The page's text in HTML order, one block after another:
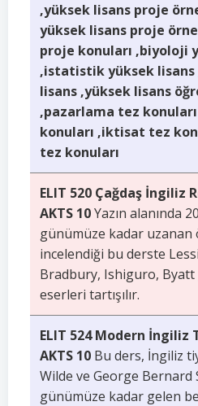
,yüksek lisans proje
yüksek lisans proje
proje konuları ,biyoloji
,istatistik yüksek
lisans ,yüksek lisans
,pazarlama tez
konuları ,iktisat tez
tez konuları
ELIT 520 Çağdaş İngiliz
AKTS 10Yazın alanında
günümüze kadar
incelendiği bu derste
Bradbury, Ishiguro, Byatt
eserleri tartışılır.
ELIT 524 Modern İngiliz
AKTS 10 Bu ders, İngiliz
Wilde ve George Bernard
günümüze kadar gelen